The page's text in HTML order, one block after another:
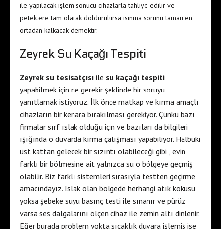
ile yapılacak işlem sonucu cihazlarla tahliye edilir ve
peteklere tam olarak doldurulursa ısınma sorunu tamamen
ortadan kalkacak demektir.
Zeyrek Su Kaçağı Tespiti
Zeyrek su tesisatçısı ile su kaçağı tespiti
yapabilmek için ne gerekir şeklinde bir soruyu
yanıtlamak istiyoruz. İlk önce matkap ve kırma amaçlı
cihazların bir kenara bırakılması gerekiyor. Çünkü bazı
firmalar sırf ıslak olduğu için ve bazıları da bilgileri
ışığında o duvarda kırma çalışması yapabiliyor. Halbuki
üst kattan gelecek bir sızıntı olabileceği gibi , evin
farklı bir bölmesine ait yalnızca su o bölgeye geçmiş
olabilir. Biz farklı sistemleri sırasıyla testten geçirme
amacındayız. Islak olan bölgede herhangi atık kokusu
yoksa şebeke suyu basınç testi ile sınanır ve pürüz
varsa ses dalgalarını ölçen cihaz ile zemin altı dinlenir.
Eğer burada problem yokta sıcaklık duvara işlemiş ise